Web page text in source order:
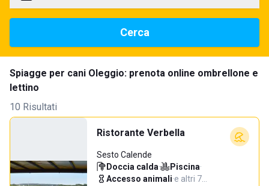
Cerca
Spiagge per cani Oleggio: prenota online ombrellone e
lettino
10 Risultati
Ristorante Verbella
Sesto Calende
Doccia calda· Piscina·
Accesso animali·e altri 7…